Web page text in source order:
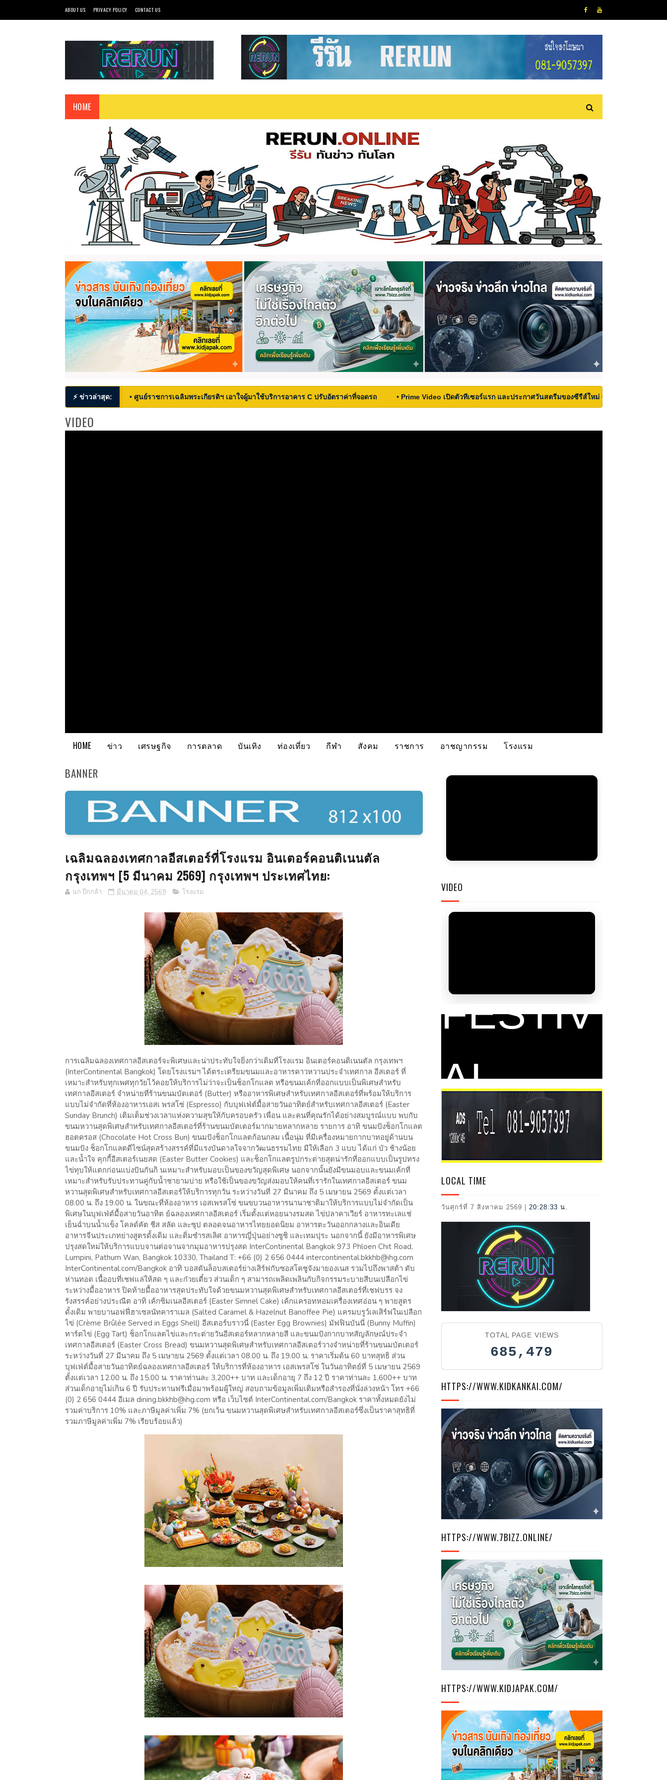
ABOUT US PRIVACY POLICY CONTACT US
HOME
⚡ ข่าวล่าสุด: • ศูนย์ราชการเฉลิมพระเกียรติฯ เอาใจผู้มาใช้บริการอาคาร C ปรับอัตราค่าที่จอดรถ • Prime Video เปิดตัวทีเซอร์แรก และประกาศวันสตรีมของซีรีส์ใหม่ Carrie บนเวที San
VIDEO
HOME ข่าว เศรษฐกิจ การตลาด บันเทิง ท่องเที่ยว กีฬา สังคม ราชการ อาชญากรรม โรงแรม
BANNER
เฉลิมฉลองเทศกาลอีสเตอร์ที่โรงแรม อินเตอร์คอนติเนนตัล
กรุงเทพฯ [5 มีนาคม 2569] กรุงเทพฯ ประเทศไทย:
นก ปีกกล้า มีนาคม 04, 2569 โรงแรม
การเฉลิมฉลองเทศกาลอีสเตอร์จะพิเศษและน่าประทับใจยิ่งกว่าเดิมที่โรงแรม อินเตอร์คอนติเนนตัล กรุงเทพฯ
(InterContinental Bangkok) โดยโรงแรมฯ ได้ตระเตรียมขนมและอาหารคาวหวานประจำเทศกาล อีสเตอร์ ที่
เหมาะสำหรับทุกเพศทุกวัยไว้คอยให้บริการไม่ว่าจะเป็นช็อกโกแลต หรือขนมเค้กที่ออกแบบเป็นพิเศษสำหรับ
เทศกาลอีสเตอร์ จำหน่ายที่ร้านขนมบัตเตอร์ (Butter) หรืออาหารพิเศษสำหรับเทศกาลอีสเตอร์ที่พร้อมให้บริการ
แบบไม่จำกัดที่ห้องอาหารเอสเ พรสโซ่ (Espresso) กับบุฟเฟ่ต์มื้อสายวันอาทิตย์สำหรับเทศกาลอีสเตอร์ (Easter
Sunday Brunch) เติมเต็มช่วงเวลาแห่งความสุขให้กับครอบครัว เพื่อน และคนที่คุณรักได้อย่างสมบูรณ์แบบ พบกับ
ขนมหวานสุดพิเศษสำหรับเทศกาลอีสเตอร์ที่ร้านขนมบัตเตอร์มากมายหลากหลาย รายการ อาทิ ขนมปังช็อกโกแลต
ฮอตครอส (Chocolate Hot Cross Bun) ขนมปังช็อกโกแลตก้อนกลม เนื้อนุ่ม ที่มีเครื่องหมายกากบาทอยู่ด้านบน
ขนมปัง ช็อกโกแลตดีไซน์สุดสร้างสรรค์ที่มีแรงบันดาลใจจากวัฒนธรรมไทย มีให้เลือก 3 แบบ ได้แก่ บัว ช้างน้อย
และน้ำใจ คุกกี้อีสเตอร์เนยสด (Easter Butter Cookies) และช็อกโกแลตรูปกระต่ายสุดน่ารักที่ออกแบบเป็นรูปทรง
ไข่ทุบให้แตกก่อนแบ่งปันกันกิ นเหมาะสำหรับมอบเป็นของขวัญสุดพิเศษ นอกจากนั้นยังมีขนมอบและขนมเค้กที่
เหมาะสำหรับรับประทานคู่กับน้ำชายามบ่าย หรือใช้เป็นของขวัญส่งมอบให้คนที่เรารักในเทศกาลอีสเตอร์ ขนม
หวานสุดพิเศษสำหรับเทศกาลอีสเตอร์ให้บริการทุกวัน ระหว่างวันที่ 27 มีนาคม ถึง 5 เมษายน 2569 ตั้งแต่เวลา
08.00 น. ถึง 19.00 น. ในขณะที่ห้องอาหาร เอสเพรสโซ่ ขนขบวนอาหารนานาชาติมาให้บริการแบบไม่จำกัดเป็น
พิเศษในบุฟเฟ่ต์มื้อสายวันอาทิต ย์ฉลองเทศกาลอีสเตอร์ เริ่มตั้งแต่หอยนางรมสด ไข่ปลาคาเวียร์ อาหารทะเลแช่
เย็นฉ่ำบนน้ำแข็ง โคลด์คัต ชีส สลัด และซุป ตลอดจนอาหารไทยยอดนิยม อาหารตะวันออกกลางและอินเดีย
อาหารจีนประเภทย่างสูตรดั้งเดิม และติ่มซำรสเลิศ อาหารญี่ปุ่นอย่างซูชิ และเทมปุระ นอกจากนี้ ยังมีอาหารพิเศษ
ปรุงสดใหม่ให้บริการแบบจานต่อจานจากมุมอาหารปรุงสด InterContinental Bangkok 973 Phloen Chit Road,
Lumpini, Pathum Wan, Bangkok 10330, Thailand T: +66 (0) 2 656 0444 intercontinental.bkkhb@ihg.com
InterContinental.com/Bangkok อาทิ บอสตันล็อบสเตอร์ย่างเสิร์ฟกับซอสโคชูจังมายองเนส รวมไปถึงพาสต้า ตับ
ห่านทอด เนื้ออบที่เชฟแล่ให้สด ๆ และก๋วยเตี๋ยว ส่วนเด็ก ๆ สามารถเพลิดเพลินกับกิจกรรมระบายสีบนเปลือกไข่
ระหว่างมื้ออาหาร ปิดท้ายมื้ออาหารสุดประทับใจด้วยขนมหวานสุดพิเศษสำหรับเทศกาลอีสเตอร์ที่เชฟบรร จง
รังสรรค์อย่างประณีต อาทิ เค้กซิมเนลอีสเตอร์ (Easter Simnel Cake) เค้กแครอทหอมเครื่องเทศอ่อน ๆ พายสูตร
ดั้งเดิม พายบานอฟฟี่ฮาเซลนัทคาราเมล (Salted Caramel & Hazelnut Banoffee Pie) แครมบรูว์เลเสิร์ฟในเปลือก
ไข่ (Crème Brûlée Served in Eggs Shell) อีสเตอร์บราวนี่ (Easter Egg Brownies) มัฟฟินบันนี่ (Bunny Muffin)
ทาร์ตไข่ (Egg Tart) ช็อกโกแลตไข่และกระต่ายวันอีสเตอร์หลากหลายสี และขนมปังกากบาทสัญลักษณ์ประจำ
เทศกาลอีสเตอร์ (Easter Cross Bread) ขนมหวานสุดพิเศษสำหรับเทศกาลอีสเตอร์วางจำหน่ายที่ร้านขนมบัตเตอร์
ระหว่างวันที่ 27 มีนาคม ถึง 5 เมษายน 2569 ตั้งแต่เวลา 08.00 น. ถึง 19.00 น. ราคาเริ่มต้น 60 บาทสุทธิ ส่วน
บุฟเฟ่ต์มื้อสายวันอาทิตย์ฉลองเทศกาลอีสเตอร์ ให้บริการที่ห้องอาหาร เอสเพรสโซ่ ในวันอาทิตย์ที่ 5 เมษายน 2569
ตั้งแต่เวลา 12.00 น. ถึง 15.00 น. ราคาท่านละ 3,200++ บาท และเด็กอายุ 7 ถึง 12 ปี ราคาท่านละ 1,600++ บาท
ส่วนเด็กอายุไม่เกิน 6 ปี รับประทานฟรีเมื่อมาพร้อมผู้ใหญ่ สอบถามข้อมูลเพิ่มเติมหรือสำรองที่นั่งล่วงหน้า โทร +66
(0) 2 656 0444 อีเมล dining.bkkhb@ihg.com หรือ เว็บไซต์ InterContinental.com/Bangkok ราคาทั้งหมดยังไม่
รวมค่าบริการ 10% และภาษีมูลค่าเพิ่ม 7% (ยกเว้น ขนมหวานสุดพิเศษสำหรับเทศกาลอีสเตอร์ซึ่งเป็นราคาสุทธิที่
รวมภาษีมูลค่าเพิ่ม 7% เรียบร้อยแล้ว)
VIDEO
FESTIV
AL
2026
LOCAL TIME
วันศุกร์ที่ 7 สิงหาคม 2569 | 20:28:34 น.
TOTAL PAGE VIEWS
685,479
HTTPS://WWW.KIDKANKAI.COM/
HTTPS://WWW.7BIZZ.ONLINE/
HTTPS://WWW.KIDJAPAK.COM/